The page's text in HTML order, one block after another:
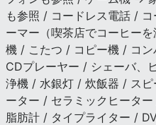
も参照 / コードレス電話 /
ーマー（喫茶店でコーヒー
機 / こたつ / コピー機 / コ
CDプレーヤー / シェーバ、
浄機 / 水銀灯 / 炊飯器 / ス
ーター / セラミックヒータ
脂肪計 / タイプライター /